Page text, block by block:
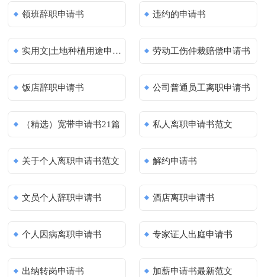
领班辞职申请书 违约的申请书
实用文|土地种植用途申请书 劳动工伤仲裁赔偿申请书
饭店辞职申请书 公司普通员工离职申请书
（精选）宽带申请书21篇 私人离职申请书范文
关于个人离职申请书范文 解约申请书
文员个人辞职申请书 酒店离职申请书
个人因病离职申请书 专家证人出庭申请书
出纳转岗申请书 加薪申请书最新范文